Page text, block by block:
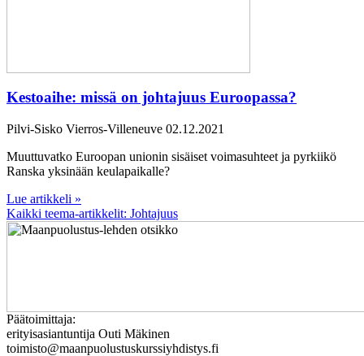
Kestoaihe: missä on johtajuus Euroopassa?
Pilvi-Sisko Vierros-Villeneuve 02.12.2021
Muuttuvatko Euroopan unionin sisäiset voimasuhteet ja pyrkiikö
Ranska yksinään keulapaikalle?
Lue artikkeli »
Kaikki teema-artikkelit: Johtajuus
Päätoimittaja:
erityisasiantuntija Outi Mäkinen
toimisto@maanpuolustuskurssiyhdistys.fi